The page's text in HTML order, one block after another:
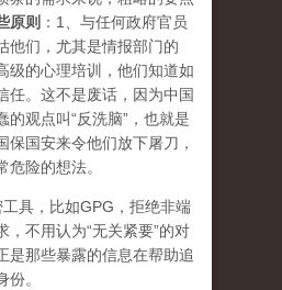
原则 ：1、与任何政府官员
他们，尤其是情报部门的
级的心理培训，他们知道如
任。这不是废话，因为中国
的观点叫“反洗脑”，也就是
保国安来令他们放下屠刀，
险的想法。
具，比如GPG，拒绝非端
，不用认为“无关紧要”的对
是那些暴露的信息在帮助追
。